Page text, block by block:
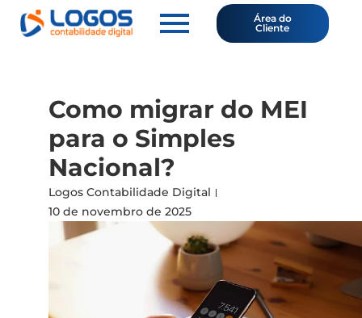
Área do
Cliente
Como migrar do MEI
para o Simples
Nacional?
Logos Contabilidade Digital
10 de novembro de 2025